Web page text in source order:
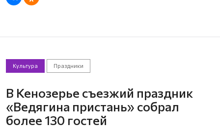
Культура Праздники
В Кенозерье съезжий праздник
«Ведягина пристань» собрал
более 130 гостей